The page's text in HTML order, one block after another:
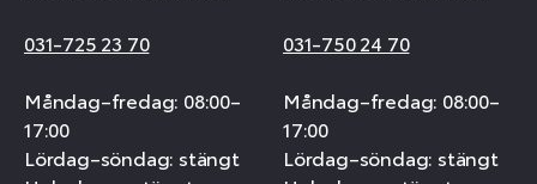
031-725 23 70
Måndag–fredag: 08:00–
17:00
Lördag–söndag: stängt
031-750 24 70
Måndag–fredag: 08:00–
17:00
Lördag–söndag: stängt